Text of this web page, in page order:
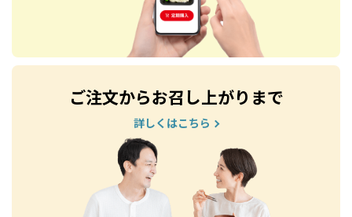
ご注文からお召し上がりまで
詳しくはこちら